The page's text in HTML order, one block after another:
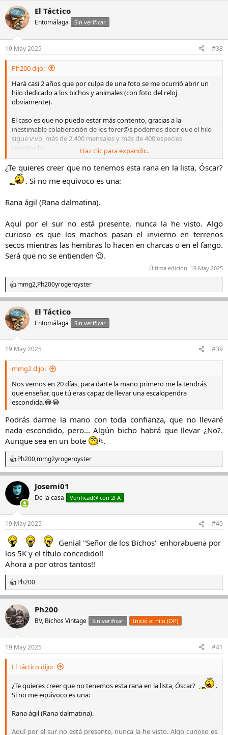
c
c
i
e
s
El Táctico
Entomálaga Sin verificar
19 May 2025 #38
Ph200 dijo:
Hará casi 2 años que por culpa de una foto se me ocurrió abrir un
hilo dedicado a los bichos y animales (con foto del reloj
obviamente).
El caso es que no puedo estar más contento, gracias a la
inestimable colaboración de los forer@s podemos decir que el hilo
sigue vivo, más de 2.400 mensajes y más de 400 especies
registradas.
Lo que da de sí un foro de relojes, eso sí, es el FORO con
mayúsculas.
estatus que como no podía ser de otra manera está relacionado
Muchos son los que han hecho posible que este hilo siga vivo y no
voy a nombraros por no dejarme a nadie, vosotros ya sabéis
quienes sois.
Un abrazo
Hilo 'Relojes y bichos (animales, insectos..)'
especiales.com/threads/relojes-y-bichos-animales-insectos.567422/
Edito, para que no sea off topic ahí va la foto con la que empezó
todo.Ver el archivos adjunto 3277083
Haz clic para expandir...
¿Te quieres creer que no tenemos esta rana en la lista, Óscar?
. Si no me equivoco es una:
Rana ágil (Rana dalmatina).
Aquí por el sur no está presente, nunca la he visto. Algo
curioso es que los machos pasan el invierno en terrenos
secos mientras las hembras lo hacen en charcas o en el fango.
Será que no se entienden 😉.​
Última edición: 19 May 2025
R
e
a
c
c
i
e
s
mmg2,Ph200yrogeroyster
El Táctico
Entomálaga Sin verificar
19 May 2025 #39
mmg2 dijo:
Nos vemos en 20 días, para darte la mano primero me la tendrás
que enseñar, que tú eras capaz de llevar una escalopendra
escondida.😂😂
Podrás darme la mano con toda confianza, que no llevaré
nada escondido, pero... Algún bicho habrá que llevar ¿No?.
Aunque sea en un bote
.​
R
e
a
c
i
e
s
:
Ph200,mmg2yrogeroyster
Josemi01
De la casa Verificad@ con 2FA
19 May 2025 #40
Genial "Señor de los Bichos" enhorabuena por
los 5K y el título concedido!!
Ahora a por otros tantos!!
R
e
c
c
i
e
s
Ph200
Ph200
BV, Bichos Vintage Sin verificar Inició el hilo (OP)
19 May 2025 #41
El Táctico dijo:
¿Te quieres creer que no tenemos esta rana en la lista, Óscar?
.
Si no me equivoco es una:
Rana ágil (Rana dalmatina).
Aquí por el sur no está presente, nunca la he visto. Algo curioso es